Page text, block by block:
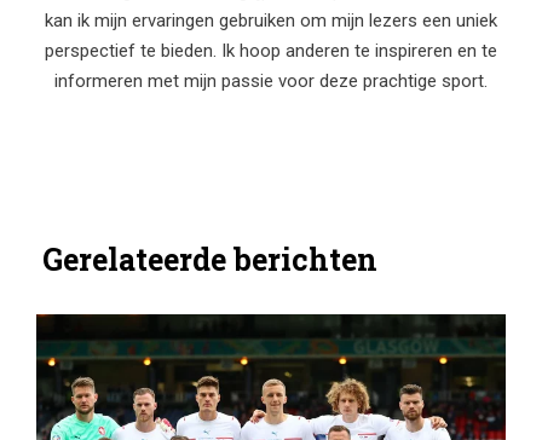
kan ik mijn ervaringen gebruiken om mijn lezers een uniek
perspectief te bieden. Ik hoop anderen te inspireren en te
informeren met mijn passie voor deze prachtige sport.
Gerelateerde berichten